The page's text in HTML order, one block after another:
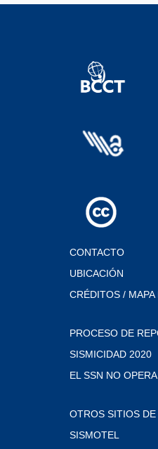
CONTACTO
UBICACIÓN
CRÉDITOS / MAPA
PROCESO DE
SISMICIDAD 2020
EL SSN NO
OTROS SITIOS
SISMOTEL